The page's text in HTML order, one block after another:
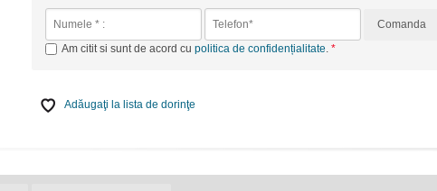
Comanda
Am citit si sunt de acord cupolitica de confidențialitate.
Adăugaţi la lista de dorinţe